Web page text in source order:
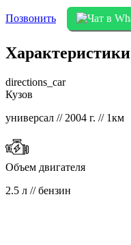
Позвонить
Характеристики
directions_car
Кузов
универсал // 2004 г. // 1км
Объем двигателя
2.5 л // бензин